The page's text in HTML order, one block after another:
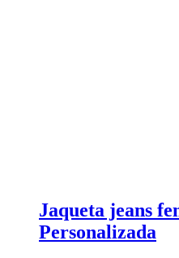
Jaqueta jeans
Personalizada